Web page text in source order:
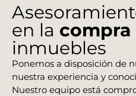
en la compra
inmuebles
Ponemos a disposición de
nuestra experiencia y
Nuestro equipo está